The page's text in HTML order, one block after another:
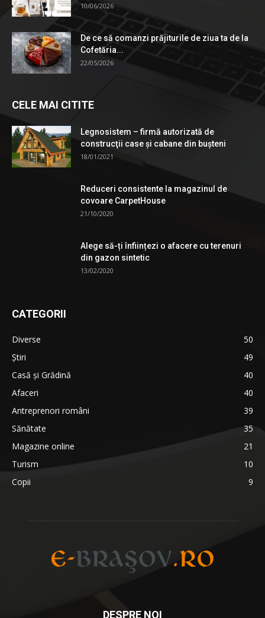
10/06/2026
De ce să comanzi prăjiturile de ziua ta de la
Cofetăria...
22/05/2026
CELE MAI CITITE
Legnosistem – firmă autorizată de
construcţii case și cabane din bușteni
18/01/2021
Reduceri consistente la magazinul de
covoare CarpetHouse
21/10/2020
Alege să-ți înființezi o afacere cu terenuri
din gazon sintetic
13/02/2020
CATEGORII
Diverse
50
Știri
49
Casă și Grădină
40
Afaceri
40
Antreprenori români
39
Sănătate
35
Magazine online
21
Turism
10
Copii
9
DESPRE NOI